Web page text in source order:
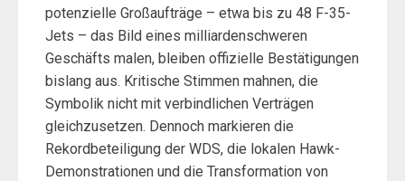
potenzielle Großaufträge – etwa bis zu 48 F-35-
Jets – das Bild eines milliardenschweren
Geschäfts malen, bleiben offizielle Bestätigungen
bislang aus. Kritische Stimmen mahnen, die
Symbolik nicht mit verbindlichen Verträgen
gleichzusetzen. Dennoch markieren die
Rekordbeteiligung der WDS, die lokalen Hawk-
Demonstrationen und die Transformation von